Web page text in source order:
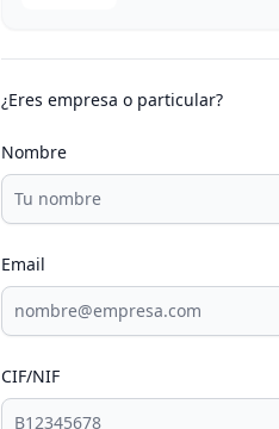
¿Eres empresa o particular?
Nombre
Email
CIF/NIF